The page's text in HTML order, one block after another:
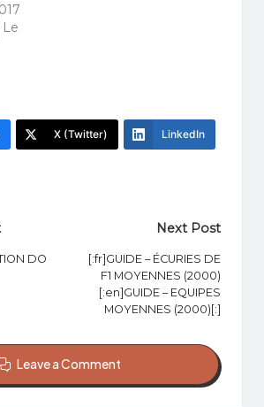
Le
X (Twitter) LinkedIn
DO
Next Post
[:fr]GUIDE – ÉCURIES DE
F1 MOYENNES (2000)
[:en]GUIDE – EQUIPES
MOYENNES (2000)[:]
Leave a Comment